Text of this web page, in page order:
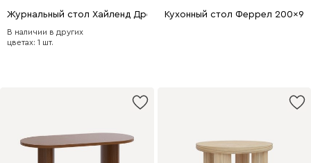
Журнальный стол Хайленд Древесный натуральный/Черный
В наличии в других
цветах: 1 шт.
Кухонный стол Феррел